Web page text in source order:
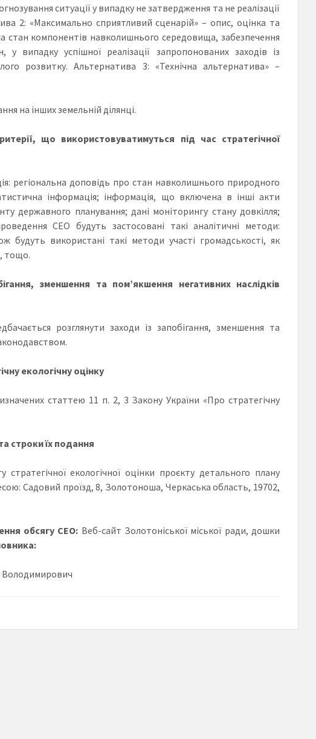
ситуації у випадку не затвердження та не реалізації
2: «Максимально сприятливий сценарій» – опис, оцінка та
стан компонентів навколишнього середовища, забезпечення
випадку успішної реалізації запропонованих заходів із
розвитку. Альтернатива 3: «Технічна альтернатива» –
на інших земельній ділянці.
що використовуватимуться під час стратегічної
регіональна доповідь про стан навколишнього природного
інформація; інформація, що включена в інші акти
державного планування; дані моніторингу стану довкілля;
СЕО будуть застосовані такі аналітичні методи:
будуть використані такі методи участі громадськості, як
тощо.
зменшення та пом’якшення негативних наслідків
розглянути заходи із запобігання, зменшення та
екологічну оцінку
статтею 11 п. 2, 3 Закону України «Про стратегічну
строки їх подання
екологічної оцінки проєкту детального плану
Садовий проїзд, 8, Золотоноша, Черкаська область, 19702,
обсягу СЕО: Веб-сайт Золотоніської міської ради, дошки
Володимирович